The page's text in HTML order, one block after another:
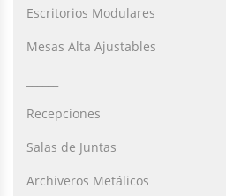
Escritorios Modulares
Mesas Alta Ajustables
Recepciones
Salas de Juntas
Archiveros Metálicos